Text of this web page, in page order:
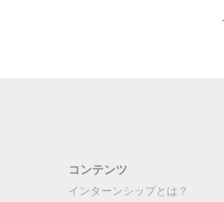
コンテンツ
インターンシップとは？